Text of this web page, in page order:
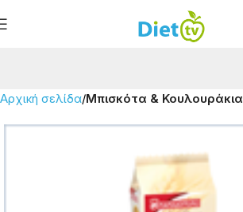
Αρχική σελίδα Μπισκότα & Κουλουράκια